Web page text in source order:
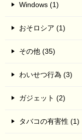
Windows (1)
おそロシア (1)
その他 (35)
わいせつ行為 (3)
ガジェット (2)
タバコの有害性 (1)